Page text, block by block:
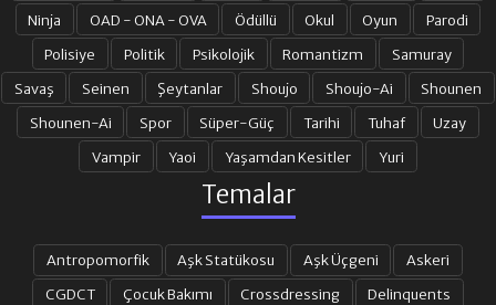
19. BÖLÜM 20. BÖLÜM
21. BÖLÜM 22. BÖLÜM
24. BÖLÜM
25. BÖLÜM 26. BÖLÜM FINAL
Ninja OAD - ONA - OVA Ödüllü Okul Oyun
Parodi
Polisiye
Politik Psikolojik Romantizm
Samuray
Savaş
Seinen Şeytanlar Shoujo Shoujo-Ai
Shounen
Shounen-Ai
Spor Süper-Güç Tarihi Tuhaf
Uzay
Vampir
Yaoi Yaşamdan Kesitler Yuri
Temalar
Antropomorfik Aşk Statükosu Aşk Üçgeni
Askeri
CGDCT
Çocuk Bakımı Crossdressing
Delinquents